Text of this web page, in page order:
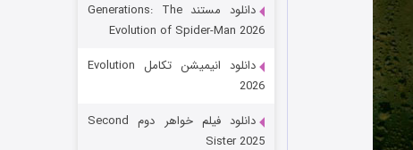
رویایی برای تو
قسمت
دانلود مستند Generations: The
Evolution of Spider-Man 2026
دانلود انیمیشن تکامل Evolution
2026
دانلود فیلم خواهر دوم Second
Sister 2025